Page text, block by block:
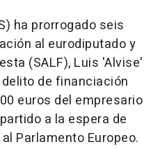
ha prorrogado seis
al eurodiputado y
(SALF), Luis 'Alvise'
de financiación
euros del empresario
a la espera de
Parlamento Europeo.